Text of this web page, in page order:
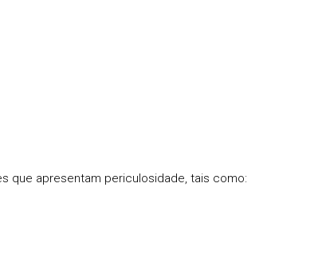
que apresentam periculosidade, tais como: